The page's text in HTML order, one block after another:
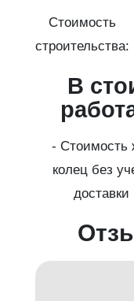
Стоимость
строительства:
В
- Стоимость
колец без
доставки